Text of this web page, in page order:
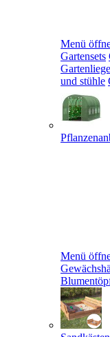
Menü
Gartensets
und stühle
Menü